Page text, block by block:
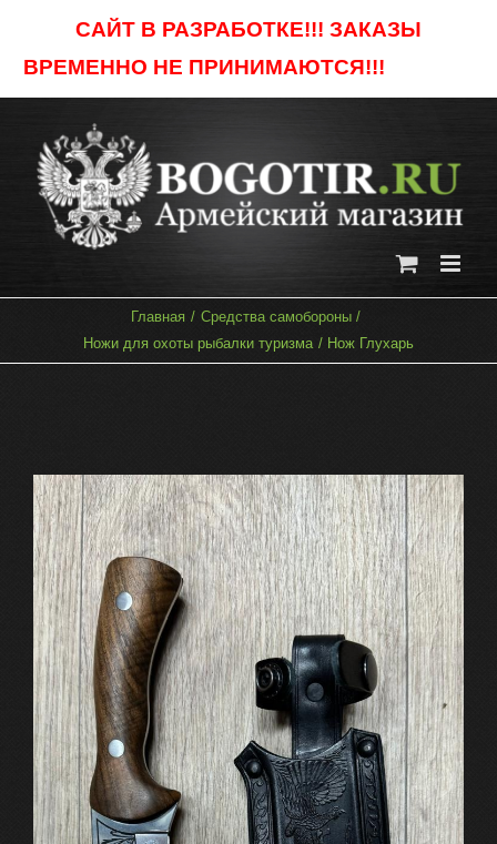
САЙТ В РАЗРАБОТКЕ!!! ЗАКАЗЫ
ВРЕМЕННО НЕ ПРИНИМАЮТСЯ!!!
content
Главная
Средства самобороны
Ножи для охоты рыбалки туризма
Нож Глухарь